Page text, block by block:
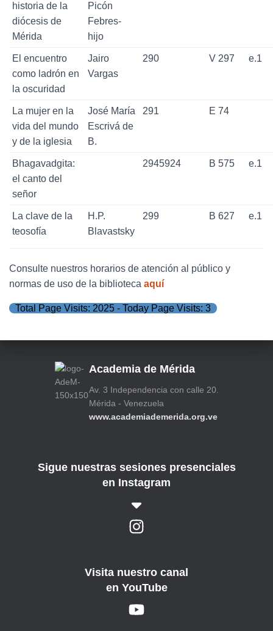
historia de la
diócesis de
Mérida
Picón
Febres-
hijo
El encuentro
como ladrón en
la oscuridad
Jairo
Vargas
290 V 297 e.1
La mujer en la
vida del mundo
y de la iglesia
José María
Escrivá de
B.
291 E 74
Bhagavadgita:
el canto del
señor
2945924 B 575 e.1
La clave de la
teosofía
H.P.
Blavastsky
299 B 627 e.1
Consulte nuestros horarios de atención al público y
normas de uso de la biblioteca aquí
Total Page Visits: 2025 - Today Page Visits: 3
Academia de Mérida
Av. 3 Independencia con calle 20.
Mérida - Venezuela
www.academiademerida.org.ve
Sigue nuestras sesiones presenciales
en Instagram
Visita nuestro canal
en YouTube